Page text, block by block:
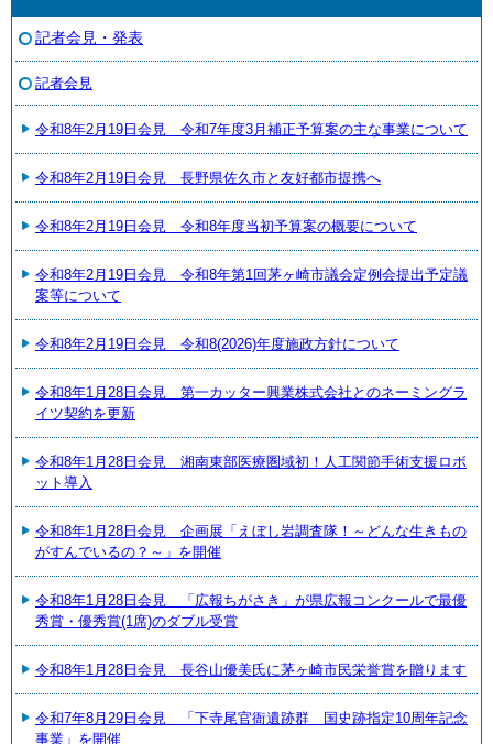
記者会見・発表
記者会見
令和8年2月19日会見 令和7年度3月補正予算案の主な事業について
令和8年2月19日会見 長野県佐久市と友好都市提携へ
令和8年2月19日会見 令和8年度当初予算案の概要について
令和8年2月19日会見 令和8年第1回茅ヶ崎市議会定例会提出予定議
案等について
令和8年2月19日会見 令和8(2026)年度施政方針について
令和8年1月28日会見 第一カッター興業株式会社とのネーミングラ
イツ契約を更新
令和8年1月28日会見 湘南東部医療圏域初！人工関節手術支援ロボ
ット導入
令和8年1月28日会見 企画展「えぼし岩調査隊！～どんな生きもの
がすんでいるの？～」を開催
令和8年1月28日会見 「広報ちがさき」が県広報コンクールで最優
秀賞・優秀賞(1席)のダブル受賞
令和8年1月28日会見 長谷山優美氏に茅ヶ崎市民栄誉賞を贈ります
令和7年8月29日会見 「下寺尾官衙遺跡群 国史跡指定10周年記念
事業」を開催